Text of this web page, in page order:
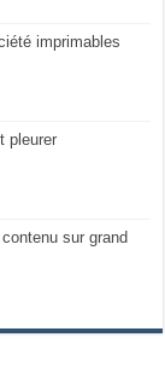
imprimables
pleurer
sur grand